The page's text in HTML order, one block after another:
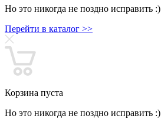
Но это никогда не поздно исправить :)
Перейти в каталог >>
Корзина пуста
Но это никогда не поздно исправить :)